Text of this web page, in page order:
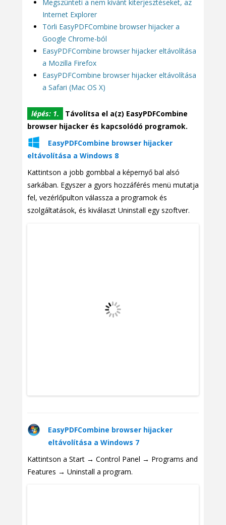
Megszünteti a nem kívánt kiterjesztéseket, az
Internet Explorer
Törli EasyPDFCombine browser hijacker a
Google Chrome-ból
EasyPDFCombine browser hijacker eltávolítása
a Mozilla Firefox
EasyPDFCombine browser hijacker eltávolítása
a Safari (Mac OS X)
lépés: 1.
Távolítsa el a(z) EasyPDFCombine
browser hijacker és kapcsolódó programok.
EasyPDFCombine browser hijacker
eltávolítása a Windows 8
Kattintson a jobb gombbal a képernyő bal alsó
sarkában. Egyszer a gyors hozzáférés menü mutatja
fel, vezérlőpulton válassza a programok és
szolgáltatások, és kiválaszt Uninstall egy szoftver.
EasyPDFCombine browser hijacker
eltávolítása a Windows 7
Kattintson a Start → Control Panel → Programs and
Features → Uninstall a program.